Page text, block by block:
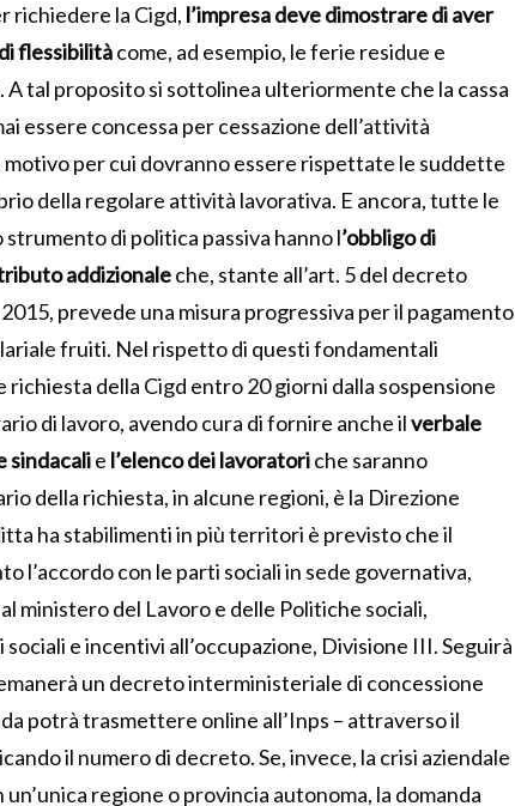
richiedere la Cigd, l’impresa deve dimostrare di aver
flessibilitàcome, ad esempio, le ferie residue e
A tal proposito si sottolinea ulteriormente che la cassa
essere concessa per cessazione dell’attività
motivo per cui dovranno essere rispettate le suddette
della regolare attività lavorativa. E ancora, tutte le
di politica passiva hanno l’obbligo di
addizionaleche, stante all’art. 5 del decreto
prevede una misura progressiva per il pagamento
fruiti. Nel rispetto di questi fondamentali
della Cigd entro 20 giorni dalla sospensione
di lavoro, avendo cura di fornire anche ilverbale
sindacalie l’elenco dei lavoratoriche saranno
della richiesta, in alcune regioni, è la Direzione
ha stabilimenti in più territori è previsto che il
l’accordo con le parti sociali in sede governativa,
ministero del Lavoro e delle Politiche sociali,
e incentivi all’occupazione, Divisione III. Seguirà
un decreto interministeriale di concessione
potrà trasmettere online all’Inps – attraverso il
il numero di decreto. Se, invece, la crisi aziendale
regione o provincia autonoma, la domanda